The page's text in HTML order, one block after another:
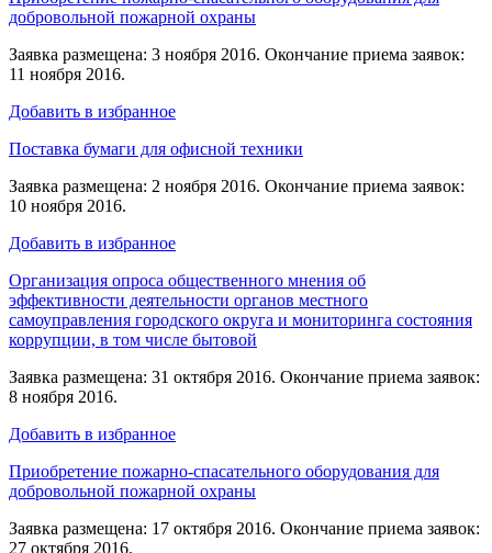
добровольной пожарной охраны
Заявка размещена: 3 ноября 2016. Окончание приема заявок:
11 ноября 2016.
Добавить в избранное
Поставка бумаги для офисной техники
Заявка размещена: 2 ноября 2016. Окончание приема заявок:
10 ноября 2016.
Добавить в избранное
Организация опроса общественного мнения об
эффективности деятельности органов местного
самоуправления городского округа и мониторинга состояния
коррупции, в том числе бытовой
Заявка размещена: 31 октября 2016. Окончание приема заявок:
8 ноября 2016.
Добавить в избранное
Приобретение пожарно-спасательного оборудования для
добровольной пожарной охраны
Заявка размещена: 17 октября 2016. Окончание приема заявок:
27 октября 2016.